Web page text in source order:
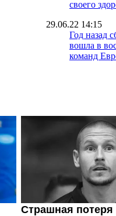
своего
29.06.22 14:15
Год назад
вошла в
команд
17.09.21 12:28
У игрока
медали
10.09.21 14:18
сборной